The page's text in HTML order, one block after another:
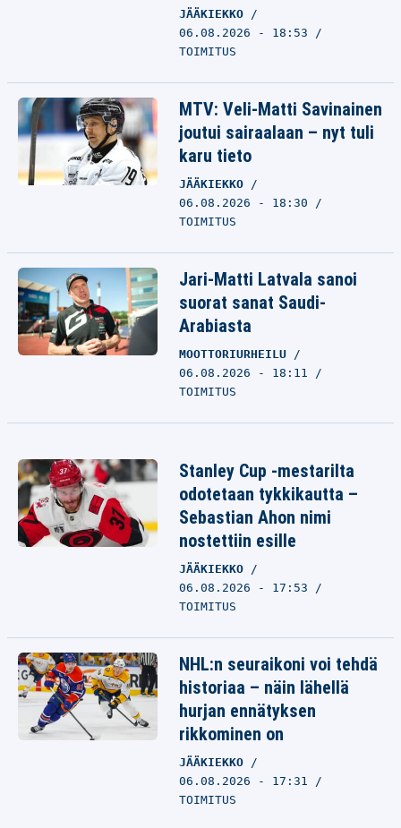
JÄÄKIEKKO
06.08.2026 - 18:53
TOIMITUS
MTV: Veli-Matti Savinainen
joutui sairaalaan – nyt tuli
karu tieto
JÄÄKIEKKO
06.08.2026 - 18:30
TOIMITUS
Jari-Matti Latvala sanoi
suorat sanat Saudi-
Arabiasta
MOOTTORIURHEILU
06.08.2026 - 18:11
TOIMITUS
Stanley Cup -mestarilta
odotetaan tykkikautta –
Sebastian Ahon nimi
nostettiin esille
JÄÄKIEKKO
06.08.2026 - 17:53
TOIMITUS
NHL:n seuraikoni voi tehdä
historiaa – näin lähellä
hurjan ennätyksen
rikkominen on
JÄÄKIEKKO
06.08.2026 - 17:31
TOIMITUS